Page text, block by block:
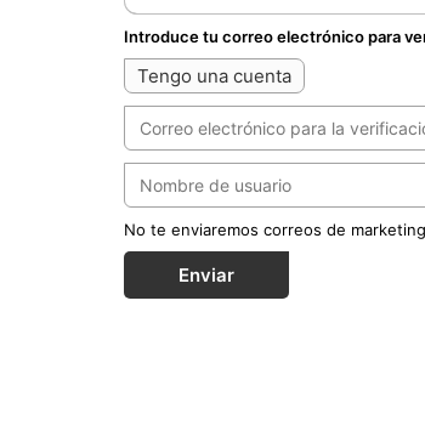
Introduce tu correo electrónico para
Tengo una cuenta
No te enviaremos correos de
Enviar